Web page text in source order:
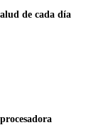
de cada día